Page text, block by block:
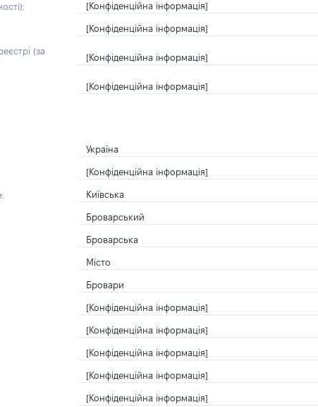
[Конфіденційна інформація]
[Конфіденційна інформація]
(за
[Конфіденційна інформація]
[Конфіденційна інформація]
Україна
[Конфіденційна інформація]
Київська
Броварський
Броварська
Місто
Бровари
[Конфіденційна інформація]
[Конфіденційна інформація]
[Конфіденційна інформація]
[Конфіденційна інформація]
[Конфіденційна інформація]